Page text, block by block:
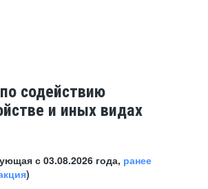
содействию
и иных видах
с 03.08.2026 года, ранее
)